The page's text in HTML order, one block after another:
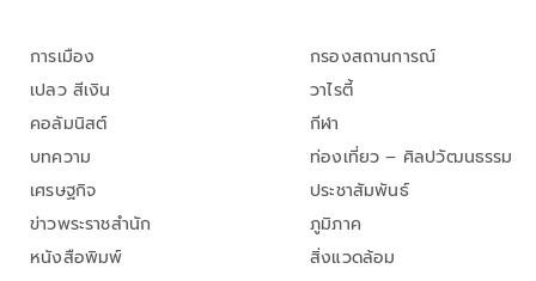
การเมือง
เปลว สีเงิน
คอลัมนิสต์
บทความ
เศรษฐกิจ
ข่าวพระราชสำนัก
หนังสือพิมพ์
กรองสถานการณ์
วาไรตี้
กีฬา
ท่องเที่ยว – ศิลปวัฒนธรรม
ประชาสัมพันธ์
ภูมิภาค
สิ่งแวดล้อม